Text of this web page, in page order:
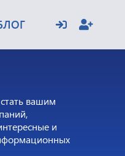
вашим
и